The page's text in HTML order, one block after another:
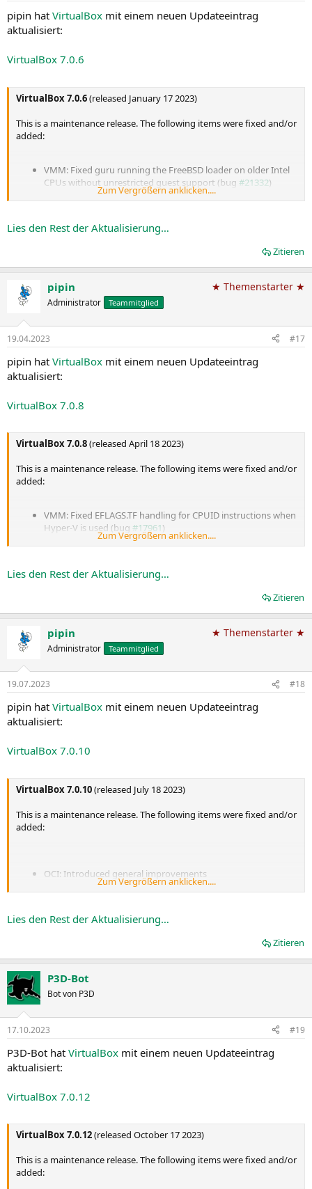
pipin hat VirtualBox mit einem neuen Updateeintrag
aktualisiert:
VirtualBox 7.0.6
VirtualBox 7.0.6(released January 17 2023)
This is a maintenance release. The following items were fixed and/or
added:
VMM: Fixed guru running the FreeBSD loader on older Intel
CPUs without unrestricted guest support (bug #21332)
GUI: Fixed virtual machines grouping when VM was created
Zum Vergrößern anklicken....
Lies den Rest der Aktualisierung…
Zitieren
pipin
Administrator Teammitglied
★ Themenstarter ★
19.04.2023 #17
pipin hat VirtualBox mit einem neuen Updateeintrag
aktualisiert:
VirtualBox 7.0.8
VirtualBox 7.0.8(released April 18 2023)
This is a maintenance release. The following items were fixed and/or
added:
VMM: Fixed EFLAGS.TF handling for CPUID instructions when
Hyper-V is used (bug #17961)
VMM: Fixed MONITOR/MWAIT crash with Solaris guests
visualization area
Zum Vergrößern anklicken....
Lies den Rest der Aktualisierung…
Zitieren
pipin
Administrator Teammitglied
★ Themenstarter ★
19.07.2023 #18
pipin hat VirtualBox mit einem neuen Updateeintrag
aktualisiert:
VirtualBox 7.0.10
VirtualBox 7.0.10(released July 18 2023)
This is a maintenance release. The following items were fixed and/or
added:
OCI: Introduced general improvements
VMM: Fixed sluggish performance starting with macOS
nested VMs causing flooding of the release log as a...
Zum Vergrößern anklicken....
Lies den Rest der Aktualisierung…
Zitieren
P3D-Bot
Bot von P3D
17.10.2023 #19
P3D-Bot hat VirtualBox mit einem neuen Updateeintrag
aktualisiert:
VirtualBox 7.0.12
VirtualBox 7.0.12(released October 17 2023)
This is a maintenance release. The following items were fixed and/or
added: